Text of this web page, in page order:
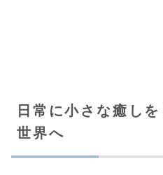
日常に小さな癒し
世界へ